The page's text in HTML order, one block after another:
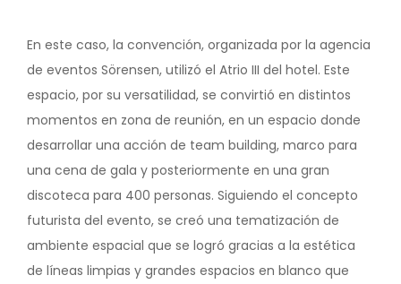
En este caso, la convención, organizada por la agencia
de eventos Sörensen, utilizó el Atrio III del hotel. Este
espacio, por su versatilidad, se convirtió en distintos
momentos en zona de reunión, en un espacio donde
desarrollar una acción de team building, marco para
una cena de gala y posteriormente en una gran
discoteca para 400 personas. Siguiendo el concepto
futurista del evento, se creó una tematización de
ambiente espacial que se logró gracias a la estética
de líneas limpias y grandes espacios en blanco que